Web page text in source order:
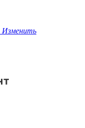
Изменить